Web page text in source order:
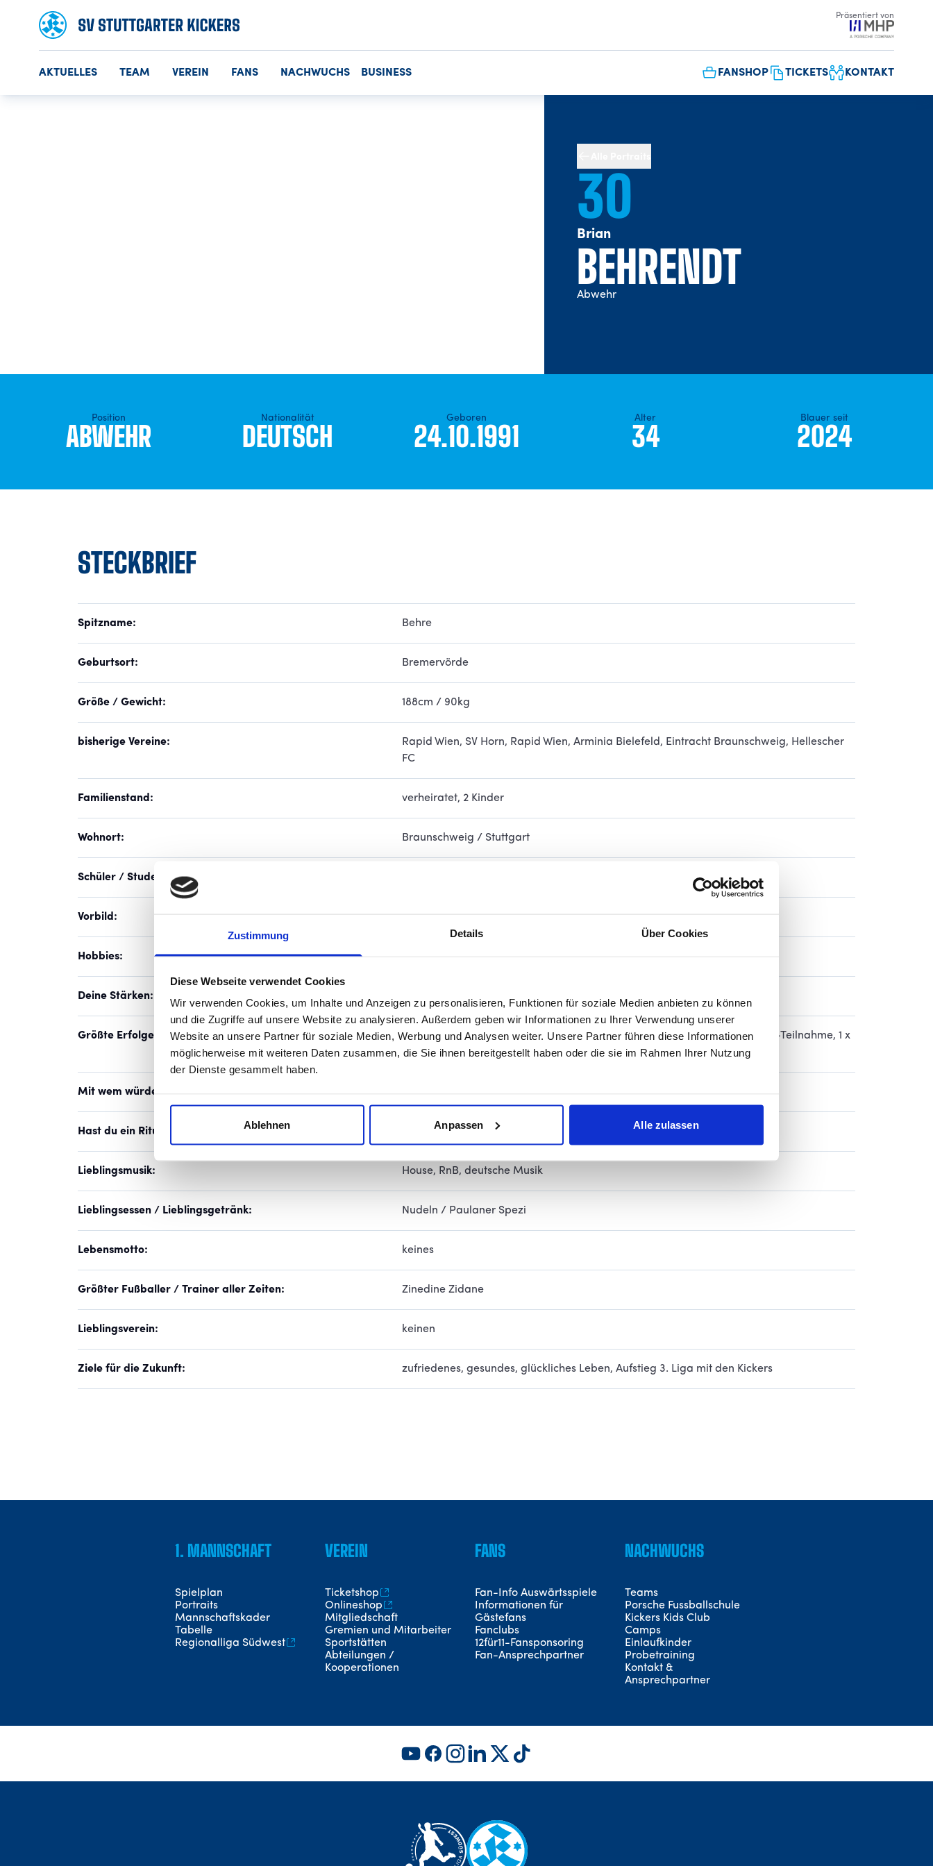
Zustimmung Details Über Cookies
Diese Webseite verwendet Cookies
Wir verwenden Cookies, um Inhalte und Anzeigen zu personalisieren, Funktionen für soziale Medien anbieten zu können
und die Zugriffe auf unsere Website zu analysieren. Außerdem geben wir Informationen zu Ihrer Verwendung unserer
Website an unsere Partner für soziale Medien, Werbung und Analysen weiter. Unsere Partner führen diese Informationen
möglicherweise mit weiteren Daten zusammen, die Sie ihnen bereitgestellt haben oder die sie im Rahmen Ihrer Nutzung
der Dienste gesammelt haben.
Ablehnen Anpassen Alle zulassen
Präsentiert von
AKTUELLES TEAM VEREIN FANS NACHWUCHS BUSINESS FANSHOP TICKETS KONTAKT
30
Brian
BEHRENDT
Abwehr
Position
ABWEHR
Nationalität
DEUTSCH
Geboren
24.10.1991
Alter
34
Blauer seit
2024
STECKBRIEF
Spitzname: Behre
Geburtsort: Bremervörde
Größe / Gewicht: 188cm / 90kg
bisherige Vereine:
Rapid Wien, SV Horn, Rapid Wien, Arminia Bielefeld, Eintracht Braunschweig, Hellescher
FC
Familienstand: verheiratet, 2 Kinder
Wohnort: Braunschweig / Stuttgart
Schüler / Student / erlernter Beruf:
Vorbild:
Hobbies:
Deine Stärken:
Größte Erfolge:
1 x Deutscher Zweitligameister, 1 x Aufstieg 2. Bundesliga, 2 x Euro-League-Teilnahme, 1 x
Landespokalsieger Sachsen-Anhalt
Mit wem würdest du gern für einen Tag dein Leben tauschen?
Hast du ein Ritual vor dem Spiel? Stutzen und Fußballschuhe immer als Erstes mit rechts
Lieblingsmusik: House, RnB, deutsche Musik
Lieblingsessen / Lieblingsgetränk: Nudeln / Paulaner Spezi
Lebensmotto: keines
Größter Fußballer / Trainer aller Zeiten: Zinedine Zidane
Lieblingsverein: keinen
Ziele für die Zukunft: zufriedenes, gesundes, glückliches Leben, Aufstieg 3. Liga mit den Kickers
1. MANNSCHAFT
Spielplan
Portraits
Mannschaftskader
Tabelle
Regionalliga Südwest
VEREIN
Ticketshop
Onlineshop
Mitgliedschaft
Gremien und Mitarbeiter
Sportstätten
Abteilungen /
Kooperationen
FANS
Fan-Info Auswärtsspiele
Informationen für
Gästefans
Fanclubs
12für11-Fansponsoring
Fan-Ansprechpartner
NACHWUCHS
Teams
Porsche Fussballschule
Kickers Kids Club
Camps
Einlaufkinder
Probetraining
Kontakt &
Ansprechpartner